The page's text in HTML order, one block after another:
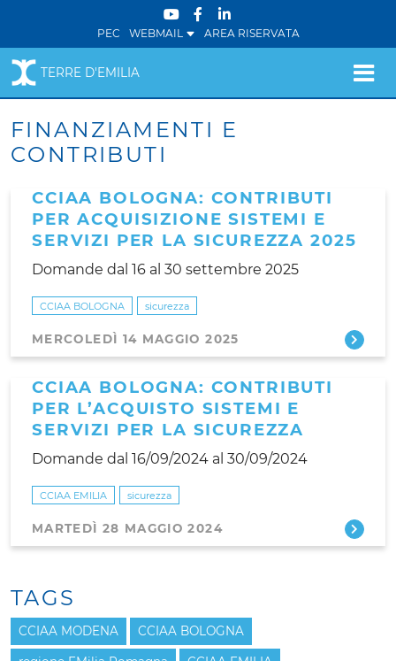
PEC WEBMAIL AREA RISERVATA
TERRE D'EMILIA
FINANZIAMENTI E
CONTRIBUTI
CCIAA BOLOGNA: CONTRIBUTI
PER ACQUISIZIONE SISTEMI E
SERVIZI PER LA SICUREZZA 2025
Domande dal 16 al 30 settembre 2025
CCIAA BOLOGNA sicurezza
MERCOLEDÌ 14 MAGGIO 2025
CCIAA BOLOGNA: CONTRIBUTI
PER L’ACQUISTO SISTEMI E
SERVIZI PER LA SICUREZZA
Domande dal 16/09/2024 al 30/09/2024
CCIAA EMILIA sicurezza
MARTEDÌ 28 MAGGIO 2024
TAGS
CCIAA MODENA CCIAA BOLOGNA